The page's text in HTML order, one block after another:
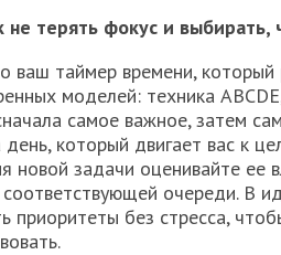
терять фокус и выбирать,
ваш таймер времени, который
моделей: техника
самое важное, затем
день, который двигает вас к
новой задачи оценивайте ее
очереди. В
приоритеты без стресса,